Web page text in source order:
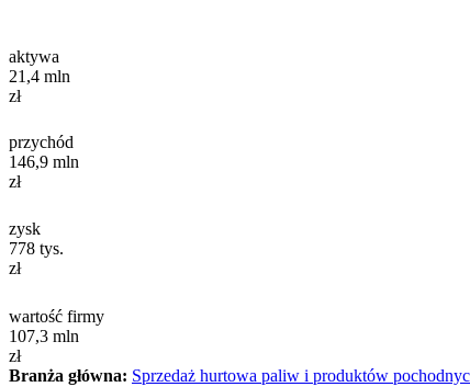
aktywa
21,4 mln
zł
przychód
146,9 mln
zł
zysk
778 tys.
zł
wartość firmy
107,3 mln
zł
Branża główna: Sprzedaż hurtowa paliw i produktów